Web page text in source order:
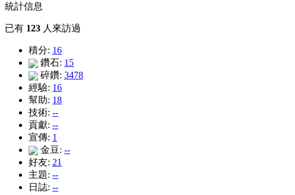
統計信息
已有 123 人來訪過
積分: 16
鑽石: 15
碎鑽: 3478
經驗: 16
幫助: 18
技術: --
貢獻: --
宣傳: 1
金豆: --
好友: 21
主題: --
日誌: --